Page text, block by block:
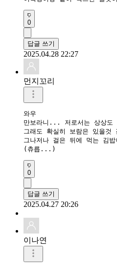
0
답글 쓰기
2025.04.28 22:27
먼지꼬리
와우
만보라니... 저로서는 상상도
그래도 확실히 보람은 있을것
그나저나 걸은 뒤에 먹는 김
(츄릅...)
0
답글 쓰기
2025.04.27 20:26
이나연